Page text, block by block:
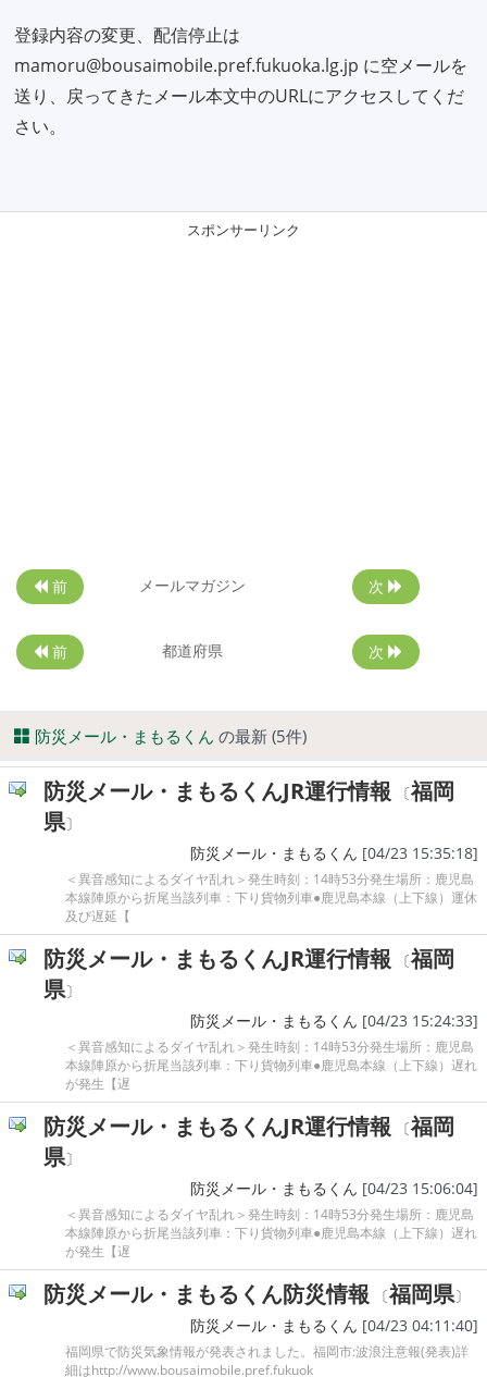
登録内容の変更、配信停止は
mamoru@bousaimobile.pref.fukuoka.lg.jp に空メールを
送り、戻ってきたメール本文中のURLにアクセスしてくだ
さい。
スポンサーリンク
前 メールマガジン 次
前 都道府県 次
防災メール・まもるくん の最新 (5件)
防災メール・まもるくんJR運行情報 〔福岡
県〕
防災メール・まもるくん [04/23 15:35:18]
＜異音感知によるダイヤ乱れ＞発生時刻：14時53分発生場所：鹿児島
本線陣原から折尾当該列車：下り貨物列車●鹿児島本線（上下線）運休
及び遅延【
防災メール・まもるくんJR運行情報 〔福岡
県〕
防災メール・まもるくん [04/23 15:24:33]
＜異音感知によるダイヤ乱れ＞発生時刻：14時53分発生場所：鹿児島
本線陣原から折尾当該列車：下り貨物列車●鹿児島本線（上下線）遅れ
が発生【遅
防災メール・まもるくんJR運行情報 〔福岡
県〕
防災メール・まもるくん [04/23 15:06:04]
＜異音感知によるダイヤ乱れ＞発生時刻：14時53分発生場所：鹿児島
本線陣原から折尾当該列車：下り貨物列車●鹿児島本線（上下線）遅れ
が発生【遅
防災メール・まもるくん防災情報 〔福岡県〕
防災メール・まもるくん [04/23 04:11:40]
福岡県で防災気象情報が発表されました。福岡市:波浪注意報(発表)詳
細はhttp://www.bousaimobile.pref.fukuok